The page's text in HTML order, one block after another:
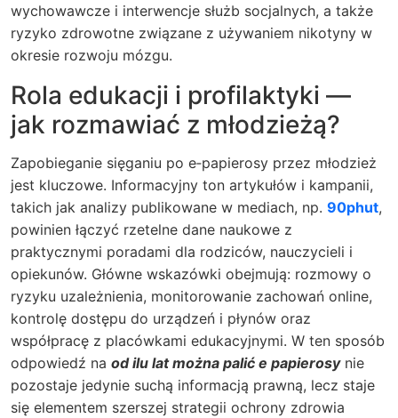
wychowawcze i interwencje służb socjalnych, a także
ryzyko zdrowotne związane z używaniem nikotyny w
okresie rozwoju mózgu.
Rola edukacji i profilaktyki —
jak rozmawiać z młodzieżą?
Zapobieganie sięganiu po e‑papierosy przez młodzież
jest kluczowe. Informacyjny ton artykułów i kampanii,
takich jak analizy publikowane w mediach, np. 90phut,
powinien łączyć rzetelne dane naukowe z
praktycznymi poradami dla rodziców, nauczycieli i
opiekunów. Główne wskazówki obejmują: rozmowy o
ryzyku uzależnienia, monitorowanie zachowań online,
kontrolę dostępu do urządzeń i płynów oraz
współpracę z placówkami edukacyjnymi. W ten sposób
odpowiedź na od ilu lat można palić e papierosynie
pozostaje jedynie suchą informacją prawną, lecz staje
się elementem szerszej strategii ochrony zdrowia